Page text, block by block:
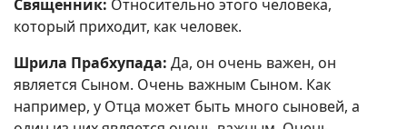
Священник: Относительно этого человека,
который приходит, как человек.
Шрила Прабхупада: Да, он очень важен, он
является Сыном. Очень важным Сыном. Как
например, у Отца может быть много сыновей, а